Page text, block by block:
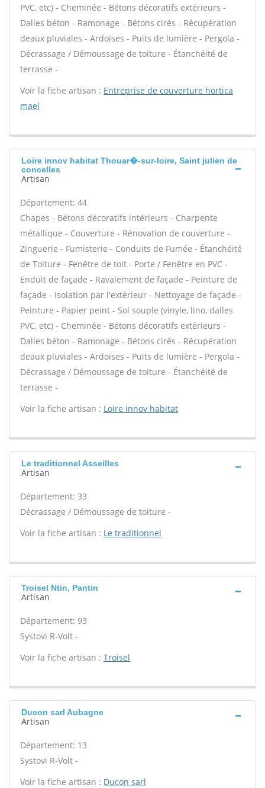
PVC, etc) - Cheminée - Bétons décoratifs extérieurs -
Dalles béton - Ramonage - Bétons cirés - Récupération
deaux pluviales - Ardoises - Puits de lumière - Pergola -
Décrassage / Démoussage de toiture - Étanchéité de
terrasse -
Voir la fiche artisan : Entreprise de couverture hortica
mael
Loire innov habitat Thouar�-sur-loire, Saint julien de
concelles
Artisan
Département: 44
Chapes - Bétons décoratifs intérieurs - Charpente
métallique - Couverture - Rénovation de couverture -
Zinguerie - Fumisterie - Conduits de Fumée - Étanchéité
de Toiture - Fenêtre de toit - Porte / Fenêtre en PVC -
Enduit de façade - Ravalement de façade - Peinture de
façade - Isolation par l'extérieur - Nettoyage de façade -
Peinture - Papier peint - Sol souple (vinyle, lino, dalles
PVC, etc) - Cheminée - Bétons décoratifs extérieurs -
Dalles béton - Ramonage - Bétons cirés - Récupération
deaux pluviales - Ardoises - Puits de lumière - Pergola -
Décrassage / Démoussage de toiture - Étanchéité de
terrasse -
Voir la fiche artisan : Loire innov habitat
Le traditionnel Asseilles
Artisan
Département: 33
Décrassage / Démoussage de toiture -
Voir la fiche artisan : Le traditionnel
Troisel Ntin, Pantin
Artisan
Département: 93
Systovi R-Volt -
Voir la fiche artisan : Troisel
Ducon sarl Aubagne
Artisan
Département: 13
Systovi R-Volt -
Voir la fiche artisan : Ducon sarl